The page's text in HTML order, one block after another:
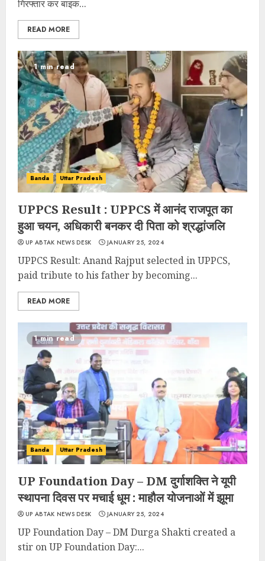
गिरफ्तार कर बाइक...
READ MORE
1 min read
Banda Uttar Pradesh
UPPCS Result : UPPCS में आनंद राजपूत का
हुआ चयन, अधिकारी बनकर दी पिता को श्रद्धांजलि
UP ABTAK NEWS DESK JANUARY 25, 2024
UPPCS Result: Anand Rajput selected in UPPCS,
paid tribute to his father by becoming...
READ MORE
1 min read
Banda Uttar Pradesh
UP Foundation Day – DM दुर्गाशक्ति ने यूपी
स्थापना दिवस पर मचाई धूम : माहौल योजनाओं में झूमा
UP ABTAK NEWS DESK JANUARY 25, 2024
UP Foundation Day – DM Durga Shakti created a
stir on UP Foundation Day:...